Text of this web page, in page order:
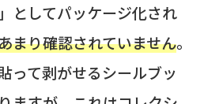
としてパッケージ化され
まり確認されていません。
って剥がせるシールブッ